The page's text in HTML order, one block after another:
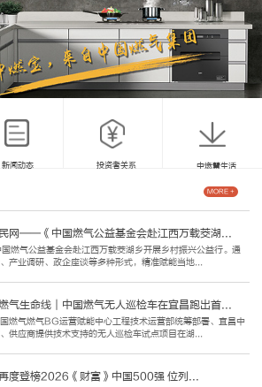
新闻动态 投资者关系 中燃慧生活
网——《中国燃气公益基金会赴江西万载茭湖...
燃气公益基金会赴江西万载茭湖乡开展乡村振兴公益行。通
产业调研、政企座谈等多种形式，精准赋能当地...
气生命线｜中国燃气无人巡检车在宜昌跑出首...
燃气燃气BG运营赋能中心工程技术运营部统筹部署、宜昌中
供应商提供技术支持的无人巡检车试点项目在湖...
度登榜2026《财富》中国500强 位列...
MORE +